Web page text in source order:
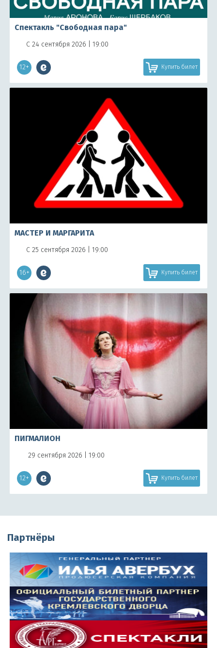
Спектакль "Свободная пара"
С 24 сентября 2026 | 19:00
12+ Купить билет
МАСТЕР И МАРГАРИТА
С 25 сентября 2026 | 19:00
16+ Купить билет
ПИГМАЛИОН
29 сентября 2026 | 19:00
12+ Купить билет
Партнёры